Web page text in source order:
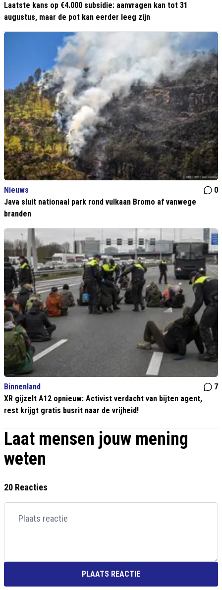
Laatste kans op €4.000 subsidie: aanvragen kan tot 31
augustus, maar de pot kan eerder leeg zijn
Nieuws
0
Java sluit nationaal park rond vulkaan Bromo af vanwege
branden
Binnenland
7
XR gijzelt A12 opnieuw: Activist verdacht van bijten agent,
rest krijgt gratis busrit naar de vrijheid!
Laat mensen jouw mening
weten
20 Reacties
PLAATS REACTIE